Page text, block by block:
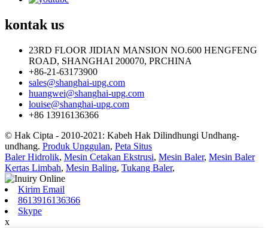
kontak us
23RD FLOOR JIDIAN MANSION NO.600 HENGFENG
ROAD, SHANGHAI 200070, PRCHINA
+86-21-63173900
sales@shanghai-upg.com
huangwei@shanghai-upg.com
louise@shanghai-upg.com
+86 13916136366
© Hak Cipta - 2010-2021: Kabeh Hak Dilindhungi Undhang-
undhang. Produk Unggulan, Peta Situs
Baler Hidrolik, Mesin Cetakan Ekstrusi, Mesin Baler, Mesin Baler
Kertas Limbah, Mesin Baling, Tukang Baler,
Kirim Email
8613916136366
Skype
x